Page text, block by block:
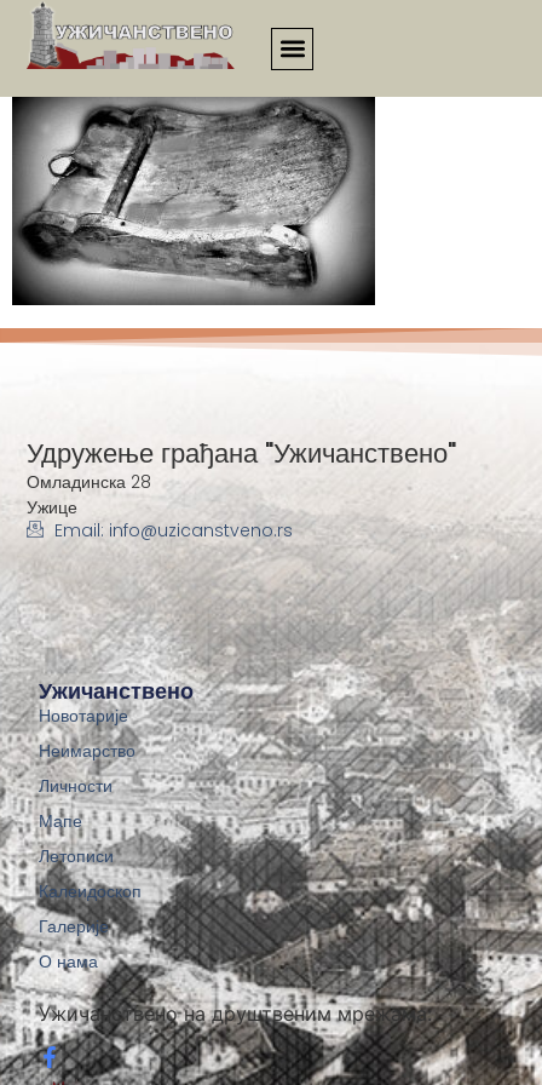
esej00084
Ужичанствено на друштвеним мрежама:
Ужичанствено
Новотарије
Неимарство
Личности
Мапе
Летописи
Калеидоскоп
Галерије
О нама
Удружење грађана "Ужичанствено"
Омладинска 28
Ужице
Email: info@uzicanstveno.rs